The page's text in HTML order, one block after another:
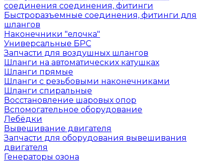
соединения соединения, фитинги
Быстроразъемные соединения, фитинги для
шлангов
Наконечники "елочка"
Универсальные БРС
Запчасти для воздушных шлангов
Шланги на автоматических катушках
Шланги прямые
Шланги с резьбовыми наконечниками
Шланги спиральные
Восстановление шаровых опор
Вспомогательное оборудование
Лебёдки
Вывешивание двигателя
Запчасти для оборудования вывешивания
двигателя
Генераторы озона